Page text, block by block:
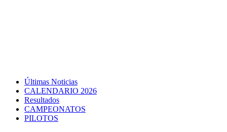
Últimas Noticias
CALENDARIO 2026
Resultados
CAMPEONATOS
PILOTOS